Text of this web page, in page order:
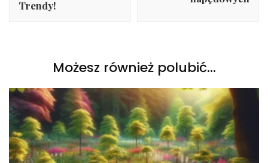
Trendy!
Możesz również polubić…